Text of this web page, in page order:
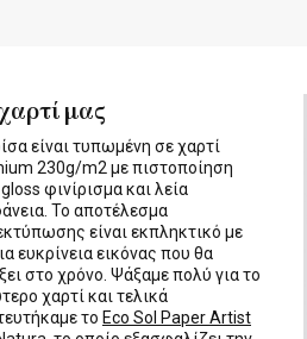
μας
είναι τυπωμένη σε χαρτί
230g/m2 με πιστοποίηση
gloss φινίρισμα και λεία
Το αποτέλεσμα
είναι εκπληκτικό με
ευκρίνεια εικόνας που θα
στο χρόνο. Ψάξαμε πολύ για το
χαρτί και τελικά
το Eco Sol Paper Artist